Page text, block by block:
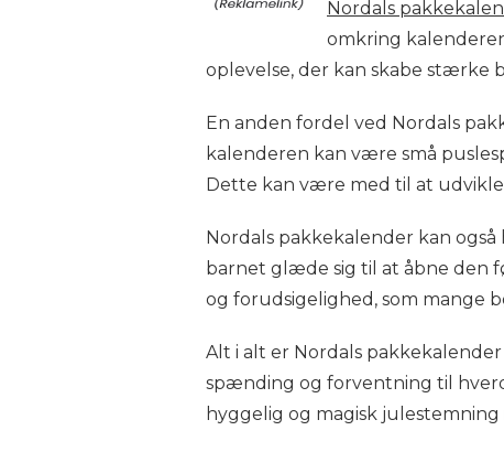
Nordals
omkring
oplevelse, der kan skabe stærke
En anden fordel ved Nordals
kalenderen kan være små
Dette kan være med til at
Nordals pakkekalender kan
barnet glæde sig til at åbne den
og forudsigelighed, som mange
Alt i alt er Nordals
spænding og forventning til
hyggelig og magisk